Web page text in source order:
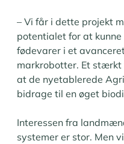
– Vi får i dette projekt
potentialet for at
fødevarer i et
markrobotter. Et
at de nyetablerede
bidrage til en øget
Interessen fra
systemer er stor. Men